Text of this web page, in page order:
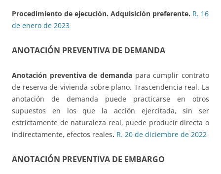
Procedimiento de ejecución. Adquisición preferente. R. 16
de enero de 2023
ANOTACIÓN PREVENTIVA DE DEMANDA
Anotación preventiva de demanda para cumplir contrato
de reserva de vivienda sobre plano. Trascendencia real. La
anotación de demanda puede practicarse en otros
supuestos en los que la acción ejercitada, sin ser
estrictamente de naturaleza real, puede producir directa o
indirectamente, efectos reales. R. 20 de diciembre de 2022
ANOTACIÓN PREVENTIVA DE EMBARGO